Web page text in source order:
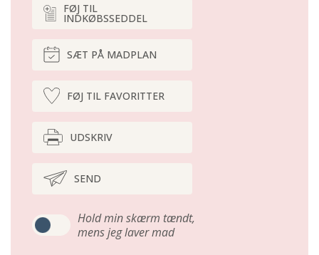
FØJ TIL
INDKØBSSEDDEL
SÆT PÅ MADPLAN
FØJ TIL FAVORITTER
UDSKRIV
SEND
Hold min skærm tændt,
mens jeg laver mad